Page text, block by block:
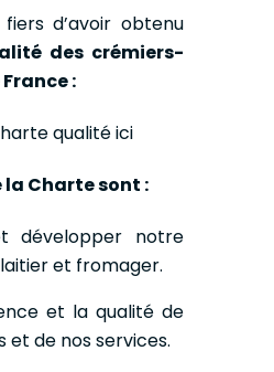
d’avoir obtenu
des crémiers-
:
qualitéici
la Charte sont :
développer notre
et fromager.
et la qualité de
et de nos services.